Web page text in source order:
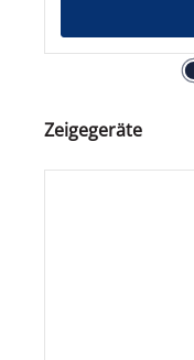
Produktgalerie
Zeigegeräte